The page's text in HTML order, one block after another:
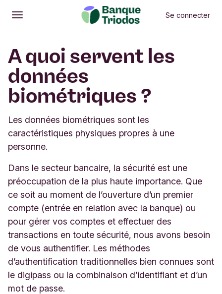
Ouvrir
Menu principal Se connecter
A quoi servent les
données
biométriques ?
Les données biométriques sont les
caractéristiques physiques propres à une
personne.
Dans le secteur bancaire, la sécurité est une
préoccupation de la plus haute importance. Que
ce soit au moment de l’ouverture d’un premier
compte (entrée en relation avec la banque) ou
pour gérer vos comptes et effectuer des
transactions en toute sécurité, nous avons besoin
de vous authentifier. Les méthodes
d’authentification traditionnelles bien connues sont
le digipass ou la combinaison d’identifiant et d’un
mot de passe.